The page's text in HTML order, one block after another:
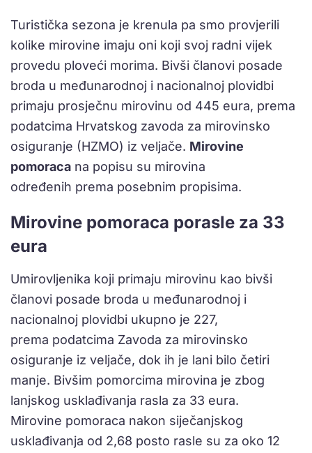
Turistička sezona je krenula pa smo provjerili
kolike mirovine imaju oni koji svoj radni vijek
provedu ploveći morima. Bivši članovi posade
broda u međunarodnoj i nacionalnoj plovidbi
primaju prosječnu mirovinu od 445 eura, prema
podatcima Hrvatskog zavoda za mirovinsko
osiguranje (HZMO) iz veljače. Mirovine
pomoraca na popisu su mirovina
određenih prema posebnim propisima.
Mirovine pomoraca porasle za 33
eura
Umirovljenika koji primaju mirovinu kao bivši
članovi posade broda u međunarodnoj i
nacionalnoj plovidbi ukupno je 227,
prema podatcima Zavoda za mirovinsko
osiguranje iz veljače, dok ih je lani bilo četiri
manje. Bivšim pomorcima mirovina je zbog
lanjskog usklađivanja rasla za 33 eura.
Mirovine pomoraca nakon siječanjskog
usklađivanja od 2,68 posto rasle su za oko 12